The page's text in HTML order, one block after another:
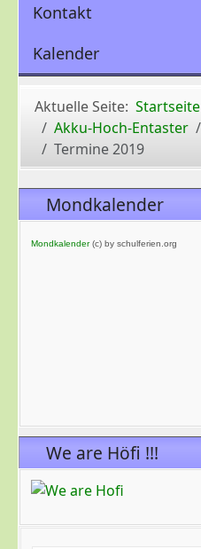
Kontakt
Kalender
Aktuelle Seite: Startseite
Akku-Hoch-Entaster
Termine 2019
Mondkalender
Mondkalender(c) by schulferien.org
We are Höfi !!!